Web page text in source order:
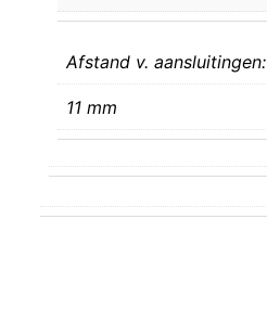
Afstand v. aansluitingen:
11 mm